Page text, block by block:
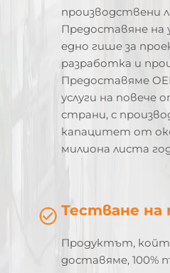
производствени
Предоставяне на
едно гише за
разработка и
Предоставяме
услуги на повече
страни, с
капацитет от
милиона листа
Тестване на
Продуктът,
доставяме, 100%